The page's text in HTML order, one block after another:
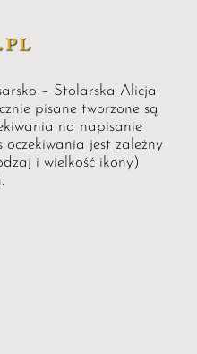
– Stolarska Alicja
pisane tworzone są
na napisanie
jest zależny
i wielkość ikony)